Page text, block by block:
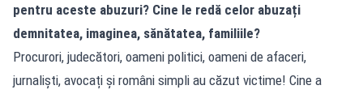
pentru aceste abuzuri? Cine le redă celor abuzați
demnitatea, imaginea, sănătatea, familiile?
Procurori, judecători, oameni politici, oameni de afaceri,
jurnaliști, avocați și români simpli au căzut victime! Cine a